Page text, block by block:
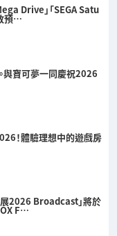
Drive」「SEGA Satu
預…
與寶可夢一同慶祝2026
！體驗理想中的遊戲房
2026 Broadcast」將於
F…